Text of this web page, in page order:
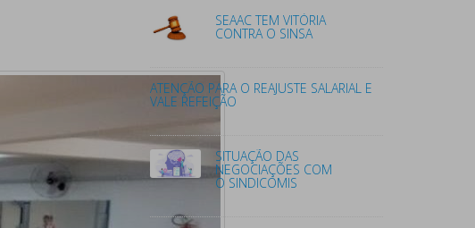
SEAAC TEM VITÓRIA
CONTRA O SINSA
ATENÇÃO PARA O REAJUSTE SALARIAL E
VALE REFEIÇÃO
SITUAÇÃO DAS
NEGOCIAÇÕES COM
O SINDICOMIS